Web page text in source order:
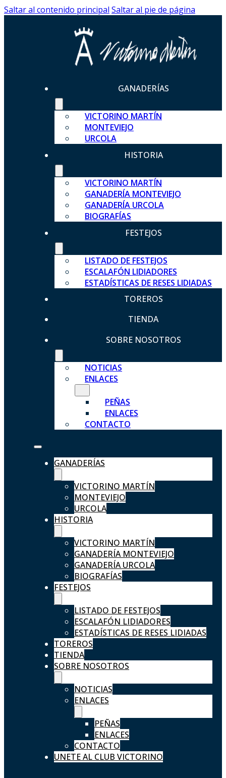
Saltar al contenido principal Saltar al pie de página
GANADERÍAS
VICTORINO MARTÍN
MONTEVIEJO
URCOLA
HISTORIA
VICTORINO MARTÍN
GANADERÍA MONTEVIEJO
GANADERÍA URCOLA
BIOGRAFÍAS
FESTEJOS
LISTADO DE FESTEJOS
ESCALAFÓN LIDIADORES
ESTADÍSTICAS DE RESES LIDIADAS
TOREROS
TIENDA
SOBRE NOSOTROS
NOTICIAS
ENLACES
PEÑAS
ENLACES
CONTACTO
GANADERÍAS
VICTORINO MARTÍN
MONTEVIEJO
URCOLA
HISTORIA
VICTORINO MARTÍN
GANADERÍA MONTEVIEJO
GANADERÍA URCOLA
BIOGRAFÍAS
FESTEJOS
LISTADO DE FESTEJOS
ESCALAFÓN LIDIADORES
ESTADÍSTICAS DE RESES LIDIADAS
TOREROS
TIENDA
SOBRE NOSOTROS
NOTICIAS
ENLACES
PEÑAS
ENLACES
CONTACTO
UNETE AL CLUB VICTORINO